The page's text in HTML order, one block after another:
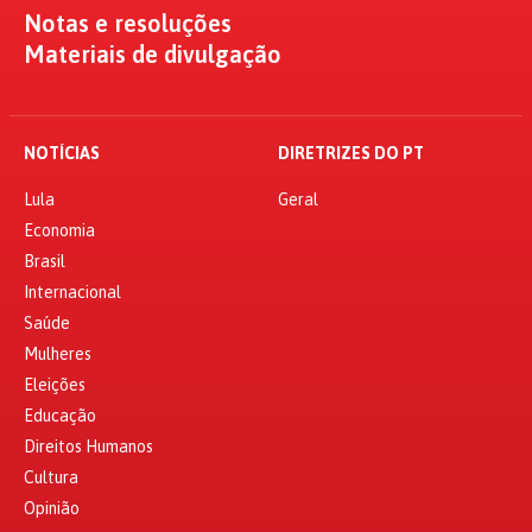
Notas e resoluções
Materiais de divulgação
NOTÍCIAS
Lula
Economia
Brasil
Internacional
Saúde
Mulheres
Eleições
Educação
Direitos Humanos
Cultura
Opinião
DIRETRIZES DO PT
Geral